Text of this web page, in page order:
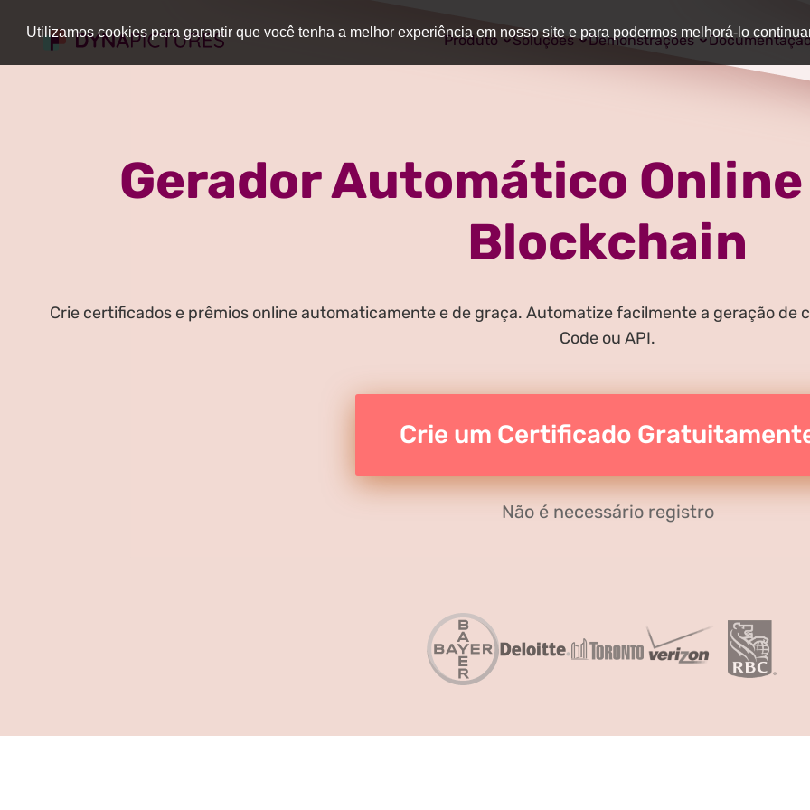
Utilizamos cookies para garantir que você tenha a melhor experiência em nosso site e para podermos melhorá-lo
Produto Soluções Demonstrações
Gerador Automático
Blockchain
Crie certificados e prêmios online automaticamente e de graça. Automatize facilmente a geração de
Code ou API.
Crie um Certificado
Não é necessário registro